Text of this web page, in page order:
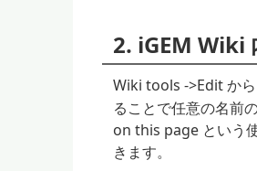
2. iGEM Wiki
Wiki tools ->Edit から
ることで任意の名前
on this page という
きます。